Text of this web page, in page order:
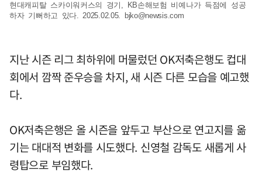
현대캐피탈 스카이워커스의 경기, KB손해보험 비예나가 득점에 성공
하자 기뻐하고 있다. 2025.02.05.
bjko@newsis.com
지난 시즌 리그 최하위에 머물렀던 OK저축은행도 컵대
회에서 깜짝 준우승을 차지, 새 시즌 다른 모습을 예고했
다.
OK저축은행은 올 시즌을 앞두고 부산으로 연고지를 옮
기는 대대적 변화를 시도했다. 신영철 감독도 새롭게 사
령탑으로 부임했다.